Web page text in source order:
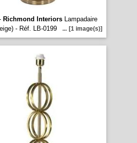
Richmond InteriorsLampadaire
- Réf. LB-0199
... [1 image(s)]